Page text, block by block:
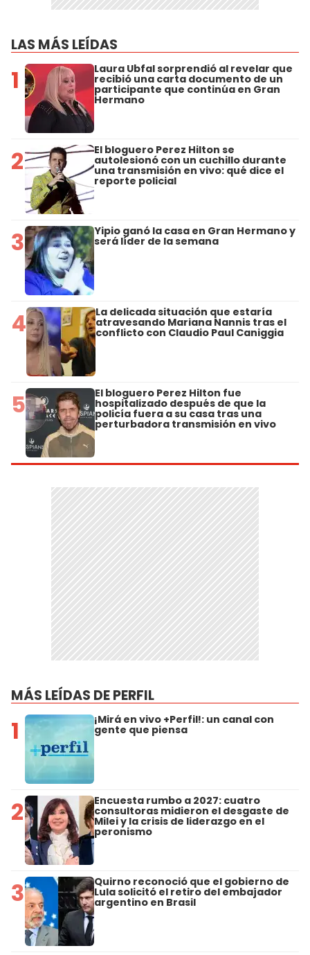
LAS MÁS LEÍDAS
1 Laura Ubfal sorprendió al revelar que
recibió una carta documento de un
participante que continúa en Gran
Hermano
2 El bloguero Perez Hilton se
autolesionó con un cuchillo durante
una transmisión en vivo: qué dice el
reporte policial
3 Yipio ganó la casa en Gran Hermano y
será líder de la semana
4 La delicada situación que estaría
atravesando Mariana Nannis tras el
conflicto con Claudio Paul Caniggia
5 El bloguero Perez Hilton fue
hospitalizado después de que la
policía fuera a su casa tras una
perturbadora transmisión en vivo
MÁS LEÍDAS DE PERFIL
1 ¡Mirá en vivo +Perfil!: un canal con
gente que piensa
2 Encuesta rumbo a 2027: cuatro
consultoras midieron el desgaste de
Milei y la crisis de liderazgo en el
peronismo
3 Quirno reconoció que el gobierno de
Lula solicitó el retiro del embajador
argentino en Brasil